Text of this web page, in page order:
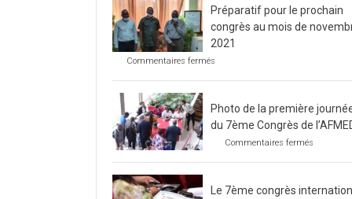
Préparatif pour le prochain
congrès au mois de
2021
Commentaires fermés
prochain
congrès
mois
de
2021
Photo de la première
du 7ème Congrès de
Commentaires fermés
première
Le 7ème congrès